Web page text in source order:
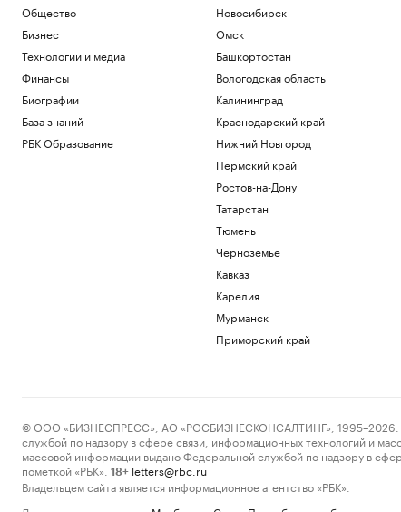
Общество
Бизнес
Технологии и медиа
Финансы
Биографии
База знаний
РБК Образование
Новосибирск
Омск
Башкортостан
Вологодская область
Калининград
Краснодарский край
Нижний Новгород
Пермский край
Ростов-на-Дону
Татарстан
Тюмень
Черноземье
Кавказ
Карелия
Мурманск
Приморский край
© ООО «БИЗНЕСПРЕСС», АО «РОСБИЗНЕСКОНСАЛТИНГ», 1995–2026.
службой по надзору в сфере связи, информационных технологий и
массовой информации выдано Федеральной службой по надзору в
пометкой «РБК».
18+ letters@rbc.ru
Владельцем сайта является информационное агентство «РБК».